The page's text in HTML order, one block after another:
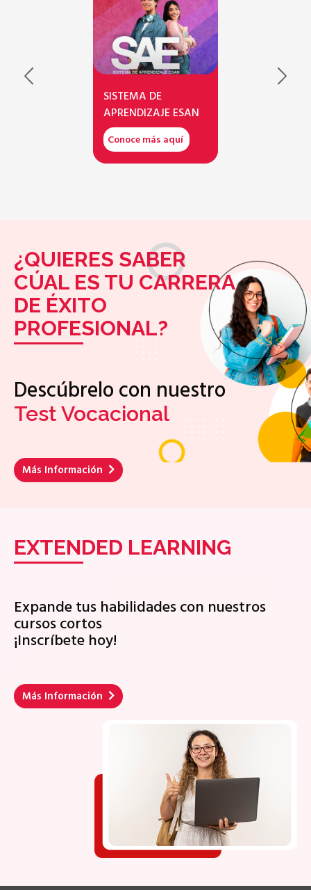
SISTEMA DE
APRENDIZAJE ESAN
Conoce más aquí
¿QUIERES SABER
CÚAL ES TU CARRERA
DE ÉXITO
PROFESIONAL?
Descúbrelo con nuestro
Test Vocacional
Más Información
EXTENDED LEARNING
Expande tus habilidades con nuestros
cursos cortos
¡Inscríbete hoy!
Más Información